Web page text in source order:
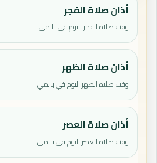
أذان صلاة الفجر
وقت صلاة الفجر اليوم في بالمي.
أذان صلاة الظهر
وقت صلاة الظهر اليوم في بالمي.
أذان صلاة العصر
وقت صلاة العصر اليوم في بالمي.